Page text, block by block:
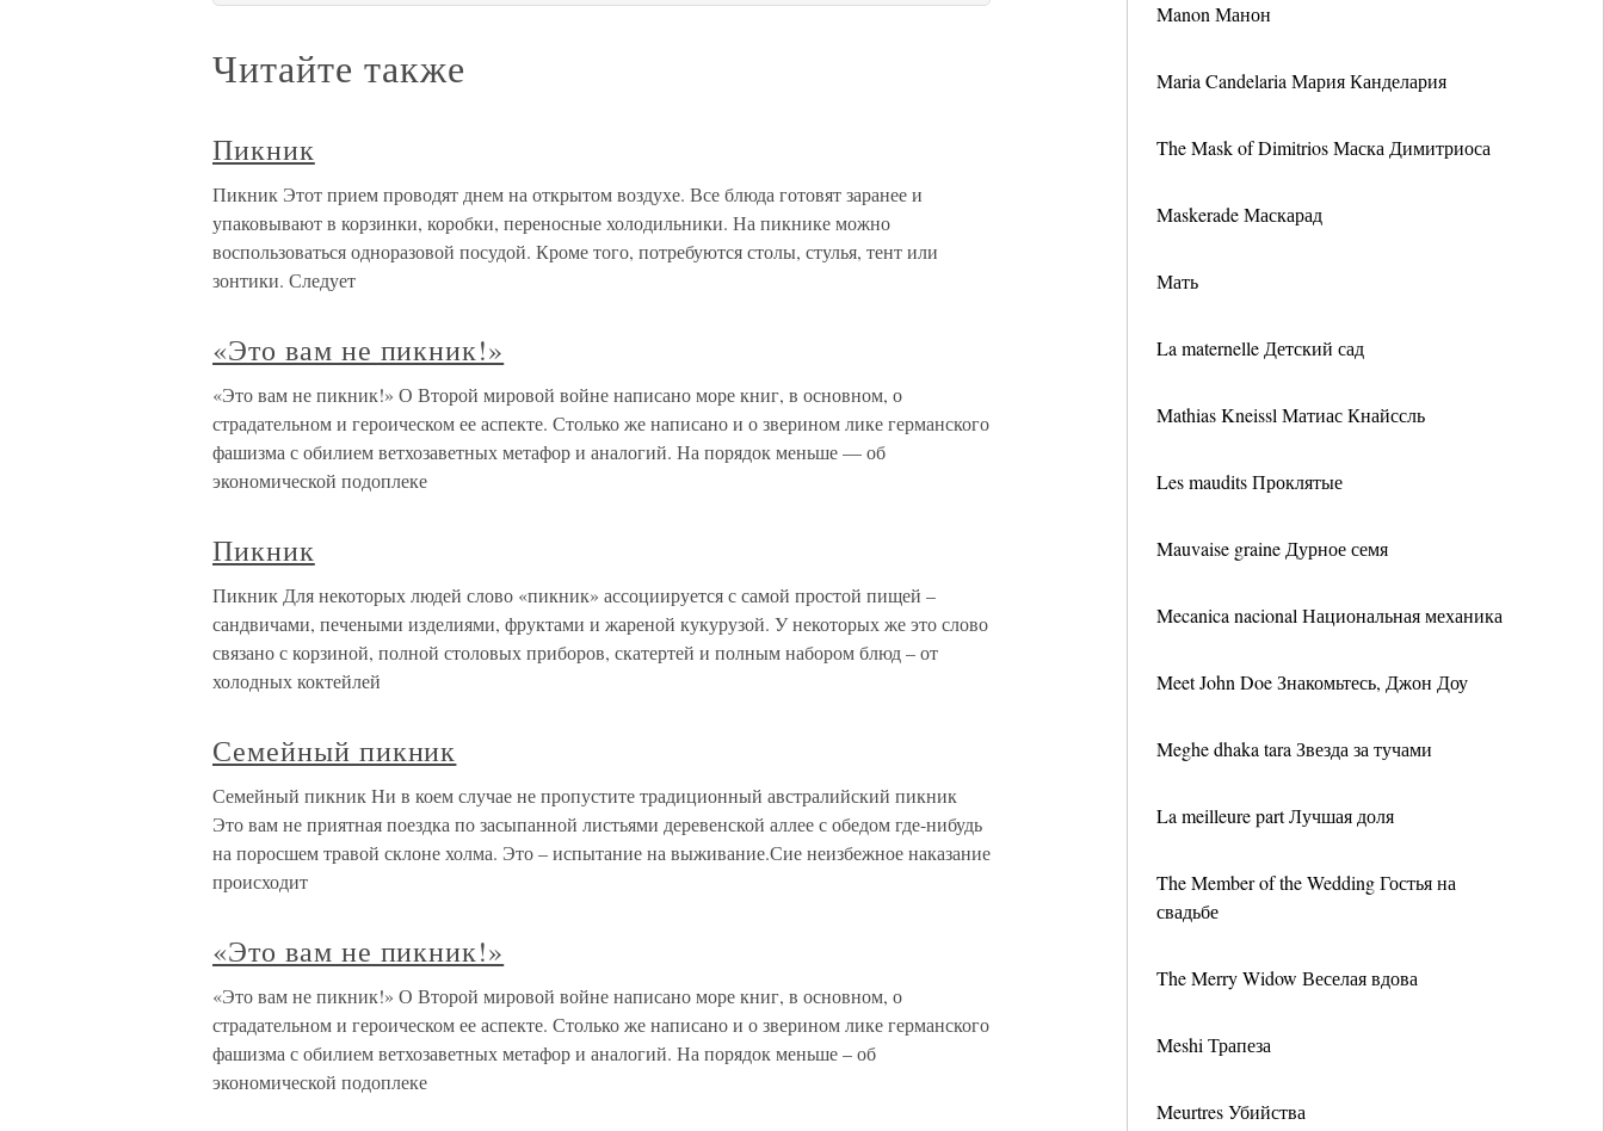
Manon Манон
Maria Candelaria Мария Канделария
The Mask of Dimitrios Маска Димитриоса
Maskerade Маскарад
Мать
La maternelle Детский сад
Mathias Kneissl Матиас Кнайссль
Les maudits Проклятые
Mauvaise graine Дурное семя
Mecanica nacional Национальная механика
Meet John Doe Знакомьтесь, Джон Доу
Meghe dhaka tara Звезда за тучами
La meilleure part Лучшая доля
The Member of the Wedding Гостья на
свадьбе
The Merry Widow Веселая вдова
Meshi Трапеза
Meurtres Убийства
Читайте также
Пикник
Пикник Этот прием проводят днем на открытом воздухе. Все блюда готовят заранее и
упаковывают в корзинки, коробки, переносные холодильники. На пикнике можно
воспользоваться одноразовой посудой. Кроме того, потребуются столы, стулья, тент или
зонтики. Следует
«Это вам не пикник!»
«Это вам не пикник!» О Второй мировой войне написано море книг, в основном, о
страдательном и героическом ее аспекте. Столько же написано и о зверином лике германского
фашизма с обилием ветхозаветных метафор и аналогий. На порядок меньше — об
экономической подоплеке
Пикник
Пикник Для некоторых людей слово «пикник» ассоциируется с самой простой пищей –
сандвичами, печеными изделиями, фруктами и жареной кукурузой. У некоторых же это слово
связано с корзиной, полной столовых приборов, скатертей и полным набором блюд – от
холодных коктейлей
Семейный пикник
Семейный пикник Ни в коем случае не пропустите традиционный австралийский пикник
Это вам не приятная поездка по засыпанной листьями деревенской аллее с обедом где-нибудь
на поросшем травой склоне холма. Это – испытание на выживание.Сие неизбежное наказание
происходит
«Это вам не пикник!»
«Это вам не пикник!» О Второй мировой войне написано море книг, в основном, о
страдательном и героическом ее аспекте. Столько же написано и о зверином лике германского
фашизма с обилием ветхозаветных метафор и аналогий. На порядок меньше – об
экономической подоплеке